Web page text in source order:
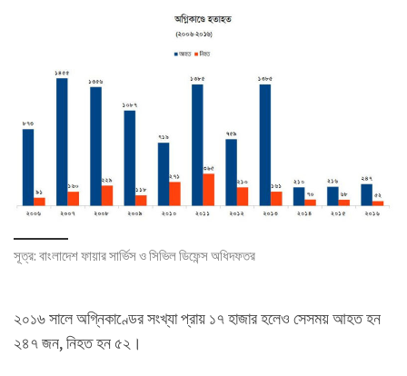
সূত্র: বাংলাদেশ ফায়ার সার্ভিস ও সিভিল ডিফেন্স অধিদফতর
২০১৬ সালে অগ্নিকাণ্ডের সংখ্যা প্রায় ১৭ হাজার হলেও সেসময় আহত হন
২৪৭ জন, নিহত হন ৫২।